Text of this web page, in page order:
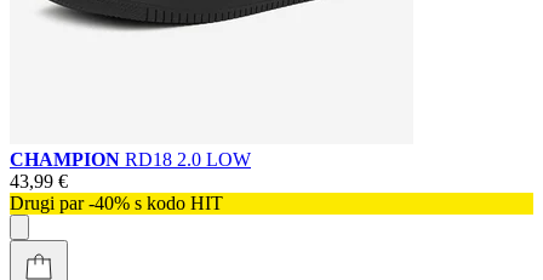
CHAMPION RD18 2.0 LOW
43,99 €
Drugi par -40% s kodo HIT